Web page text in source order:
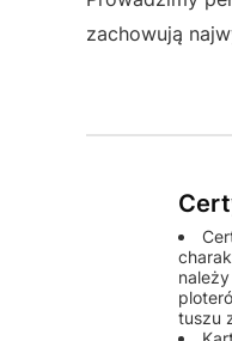
zachowują
tuszu